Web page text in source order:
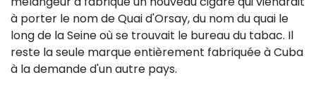
à porter le nom de Quai d'Orsay, du nom du quai le
long de la Seine où se trouvait le bureau du tabac. Il
reste la seule marque entièrement fabriquée à Cuba
à la demande d'un autre pays.